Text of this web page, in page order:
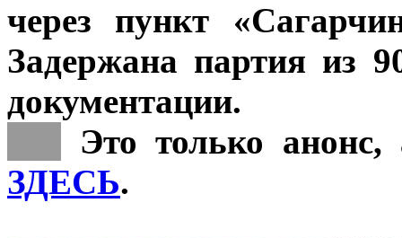
через пункт
Задержана партия из
документации.
Это только
ЗДЕСЬ.